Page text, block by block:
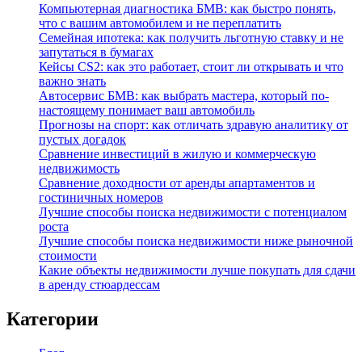
Компьютерная диагностика БМВ: как быстро понять,
что с вашим автомобилем и не переплатить
Семейная ипотека: как получить льготную ставку и не
запутаться в бумагах
Кейсы CS2: как это работает, стоит ли открывать и что
важно знать
Автосервис БМВ: как выбрать мастера, который по-
настоящему понимает ваш автомобиль
Прогнозы на спорт: как отличать здравую аналитику от
пустых догадок
Сравнение инвестиций в жилую и коммерческую
недвижимость
Сравнение доходности от аренды апартаментов и
гостиничных номеров
Лучшие способы поиска недвижимости с потенциалом
роста
Лучшие способы поиска недвижимости ниже рыночной
стоимости
Какие объекты недвижимости лучше покупать для сдачи
в аренду стюардессам
Категории